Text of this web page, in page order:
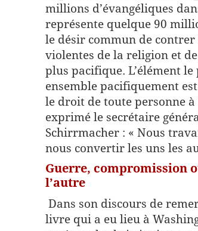
millions d’évangéliques
représente quelque 90
le désir commun de
violentes de la religion et
plus pacifique. L’élément
ensemble pacifiquement
le droit de toute personne
exprimé le secrétaire
Schirrmacher : « Nous
nous convertir les uns les
Guerre, compromission
l’autre
Dans son discours de
livre qui a eu lieu à